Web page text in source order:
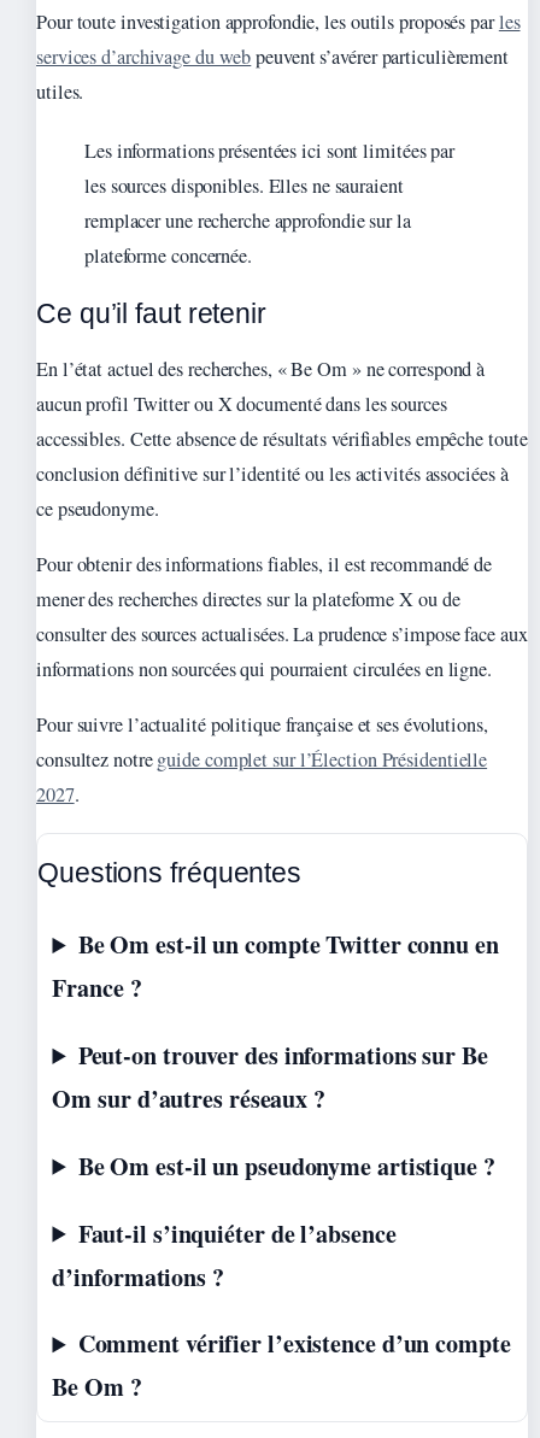
Pour toute investigation approfondie, les outils proposés parles
services d’archivage du webpeuvent s’avérer particulièrement
utiles.
Les informations présentées ici sont limitées par
les sources disponibles. Elles ne sauraient
remplacer une recherche approfondie sur la
plateforme concernée.
Ce qu’il faut retenir
En l’état actuel des recherches, « Be Om » ne correspond à
aucun profil Twitter ou X documenté dans les sources
accessibles. Cette absence de résultats vérifiables empêche toute
conclusion définitive sur l’identité ou les activités associées à
ce pseudonyme.
Pour obtenir des informations fiables, il est recommandé de
mener des recherches directes sur la plateforme X ou de
consulter des sources actualisées. La prudence s’impose face aux
informations non sourcées qui pourraient circulées en ligne.
Pour suivre l’actualité politique française et ses évolutions,
consultez notreguide complet sur l’Élection Présidentielle
2027.
Questions fréquentes
Be Om est-il un compte Twitter connu en
France ?
Peut-on trouver des informations sur Be
Om sur d’autres réseaux ?
Be Om est-il un pseudonyme artistique ?
Faut-il s’inquiéter de l’absence
d’informations ?
Comment vérifier l’existence d’un compte
Be Om ?